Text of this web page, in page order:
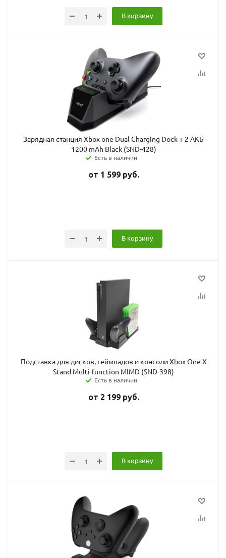
В корзину
Зарядная станция Xbox one Dual Charging Dock + 2 АКБ
1200 mAh Black (SND-428)
Есть в наличии
от 1 599руб.
В корзину
Подставка для дисков, геймпадов и консоли Xbox One X
Stand Multi-function MIMD (SND-398)
Есть в наличии
от 2 199руб.
В корзину